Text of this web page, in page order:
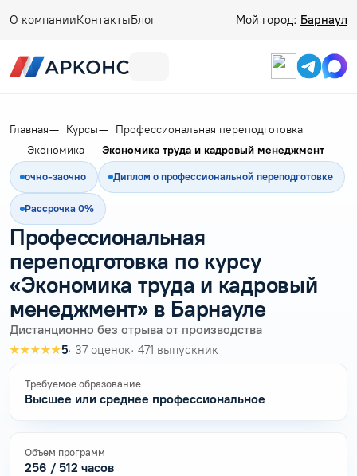
О компанииКонтактыБлог Мой город: Барнаул
Главная Курсы
Профессиональная переподготовка
Экономика
Экономика труда и кадровый менеджмент
очно-заочно Диплом о профессиональной переподготовке
Рассрочка 0%
Профессиональная
переподготовка по курсу
«Экономика труда и кадровый
менеджмент» в Барнауле
Дистанционно без отрыва от производства
★★★★★5· 37 оценок· 471 выпускник
Требуемое образование
Высшее или среднее профессиональное
Объем программ
256 / 512 часов